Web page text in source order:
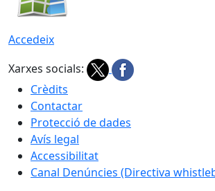
Accedeix
Xarxes socials:
Crèdits
Contactar
Protecció de dades
Avís legal
Accessibilitat
Canal Denúncies (Directiva